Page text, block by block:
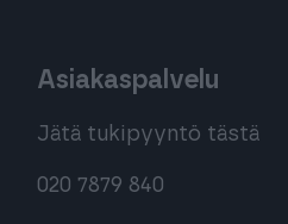
Asiakaspalvelu
Jätä tukipyyntö tästä
020 7879 840